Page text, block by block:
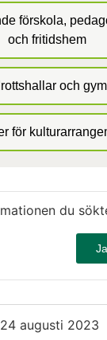
förskola,
och fritidshem
och
för
du
Ja
24 augusti 2023